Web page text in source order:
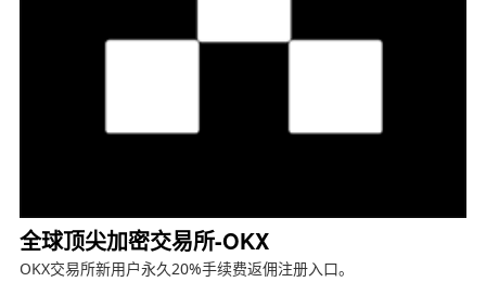
全球顶尖加密交易所-OKX
OKX交易所新用户永久20%手续费返佣注册入口。